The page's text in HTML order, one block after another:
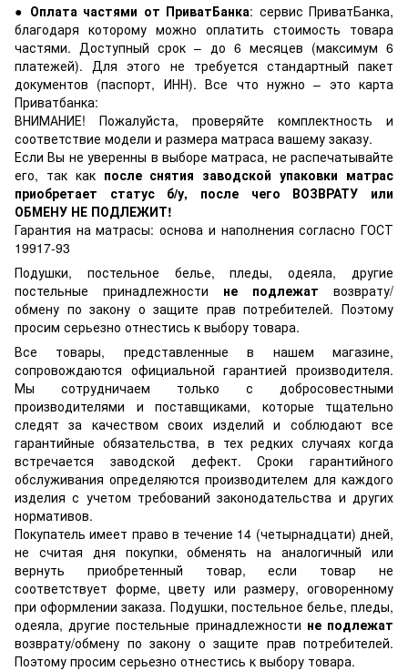
● Оплата частями от ПриватБанка: сервис ПриватБанка,
благодаря которому можно оплатить стоимость товара
частями. Доступный срок – до 6 месяцев (максимум 6
платежей). Для этого не требуется стандартный пакет
документов (паспорт, ИНН). Все что нужно – это карта
Приватбанка:
ВНИМАНИЕ! Пожалуйста, проверяйте комплектность и
соответствие модели и размера матраса вашему заказу.
Если Вы не уверенны в выборе матраса, не распечатывайте
его, так как после снятия заводской упаковки матрас
приобретает статус б/у, после чего ВОЗВРАТУ или
ОБМЕНУ НЕ ПОДЛЕЖИТ!
Гарантия на матрасы: основа и наполнения согласно ГОСТ
19917-93
Подушки, постельное белье, пледы, одеяла, другие
постельные принадлежности не подлежат возврату/
обмену по закону о защите прав потребителей. Поэтому
просим серьезно отнестись к выбору товара.
Все товары, представленные в нашем магазине,
сопровождаются официальной гарантией производителя.
Мы сотрудничаем только с добросовестными
производителями и поставщиками, которые тщательно
следят за качеством своих изделий и соблюдают все
гарантийные обязательства, в тех редких случаях когда
встречается заводской дефект. Сроки гарантийного
обслуживания определяются производителем для каждого
изделия с учетом требований законодательства и других
нормативов.
Покупатель имеет право в течение 14 (четырнадцати) дней,
не считая дня покупки, обменять на аналогичный или
вернуть приобретенный товар, если товар не
соответствует форме, цвету или размеру, оговоренному
при оформлении заказа. Подушки, постельное белье, пледы,
одеяла, другие постельные принадлежности не подлежат
возврату/обмену по закону о защите прав потребителей.
Поэтому просим серьезно отнестись к выбору товара.